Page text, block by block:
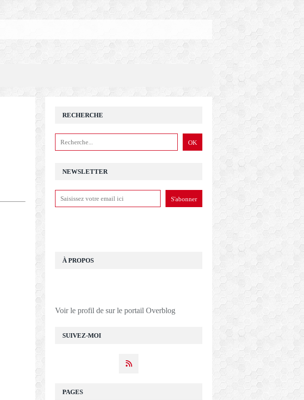
NEWSLETTER
SUIVEZ-MOI
RECHERCHE
À PROPOS
Voir le profil de sur le portail Overblog
PAGES